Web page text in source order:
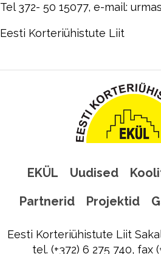
Tel 372- 50 15077, e-mail:
Eesti Korteriühistute Liit
EKÜL Uudised
Partnerid
Projektid
Eesti Korteriühistute Liit
tel. (+372) 6 275 740, fax